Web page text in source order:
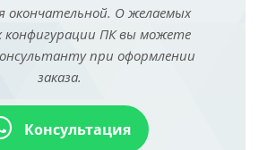
окончательной. О желаемых
конфигурации ПК вы можете
при оформлении
заказа.
Консультация